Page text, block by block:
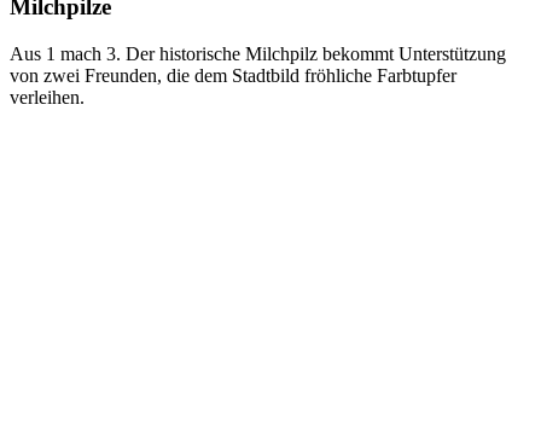
Milchpilze
Aus 1 mach 3. Der historische Milchpilz bekommt Unterstützung
von zwei Freunden, die dem Stadtbild fröhliche Farbtupfer
verleihen.